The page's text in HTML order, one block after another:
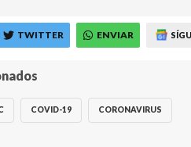
TWITTER ENVIAR
COVID-19 CORONAVIRUS